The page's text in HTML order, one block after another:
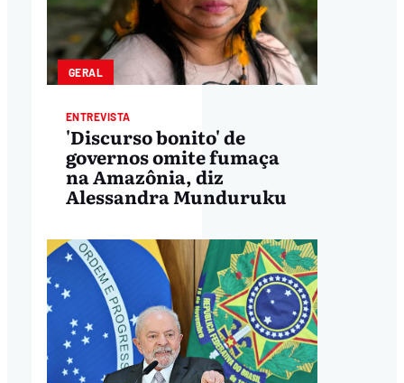
GERAL
ENTREVISTA
'Discurso bonito' de
governos omite fumaça
na Amazônia, diz
Alessandra Munduruku